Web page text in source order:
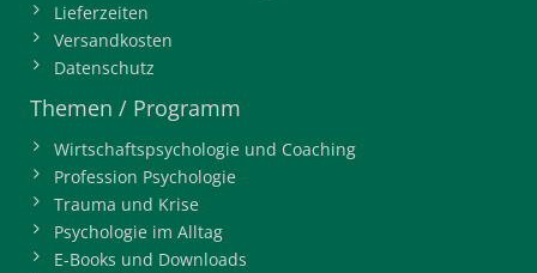
Lieferzeiten
Versandkosten
Datenschutz
Themen / Programm
Wirtschaftspsychologie und Coaching
Profession Psychologie
Trauma und Krise
Psychologie im Alltag
E-Books und Downloads